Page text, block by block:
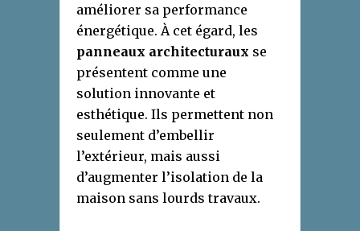
améliorer sa performance
énergétique. À cet égard, les
panneaux architecturaux se
présentent comme une
solution innovante et
esthétique. Ils permettent non
seulement d’embellir
l’extérieur, mais aussi
d’augmenter l’isolation de la
maison sans lourds travaux.